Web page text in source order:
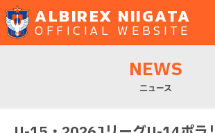
ALBIREX NIIGATA
OFFICIAL WEBSITE
NEWS
ニュース